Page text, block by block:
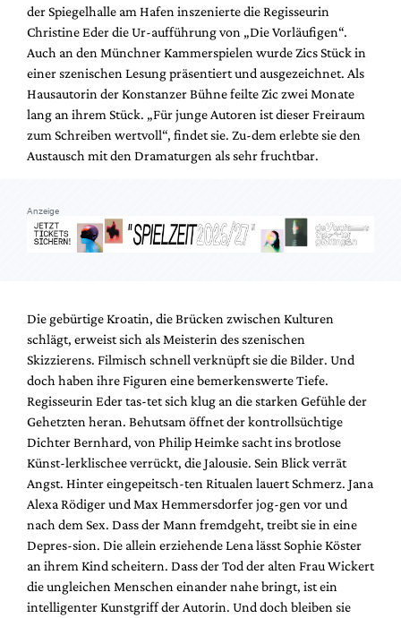
Suche
der Spiegelhalle am Hafen inszenierte die Regisseurin
Christine Eder die Ur-aufführung von „Die Vorläufigen“.
Auch an den Münchner Kammerspielen wurde Zics Stück in
einer szenischen Lesung präsentiert und ausgezeichnet. Als
Hausautorin der Konstanzer Bühne feilte Zic zwei Monate
lang an ihrem Stück. „Für junge Autoren ist dieser Freiraum
zum Schreiben wertvoll“, findet sie. Zu-dem erlebte sie den
Austausch mit den Dramaturgen als sehr fruchtbar.
Anzeige
Die gebürtige Kroatin, die Brücken zwischen Kulturen
schlägt, erweist sich als Meisterin des szenischen
Skizzierens. Filmisch schnell verknüpft sie die Bilder. Und
doch haben ihre Figuren eine bemerkenswerte Tiefe.
Regisseurin Eder tas-tet sich klug an die starken Gefühle der
Gehetzten heran. Behutsam öffnet der kontrollsüchtige
Dichter Bernhard, von Philip Heimke sacht ins brotlose
Künst-lerklischee verrückt, die Jalousie. Sein Blick verrät
Angst. Hinter eingepeitsch-ten Ritualen lauert Schmerz. Jana
Alexa Rödiger und Max Hemmersdorfer jog-gen vor und
nach dem Sex. Dass der Mann fremdgeht, treibt sie in eine
Depres-sion. Die allein erziehende Lena lässt Sophie Köster
an ihrem Kind scheitern. Dass der Tod der alten Frau Wickert
die ungleichen Menschen einander nahe bringt, ist ein
intelligenter Kunstgriff der Autorin. Und doch bleiben sie